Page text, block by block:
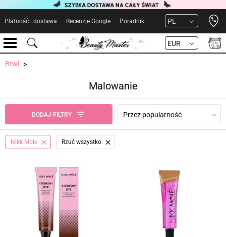
Płatność i dostawa Recenzje Google Poradnik PL
EUR
Brwi
Malowanie
DODAJ FILTRY Przez popularność
Nikk Mole Rzuć wszystko